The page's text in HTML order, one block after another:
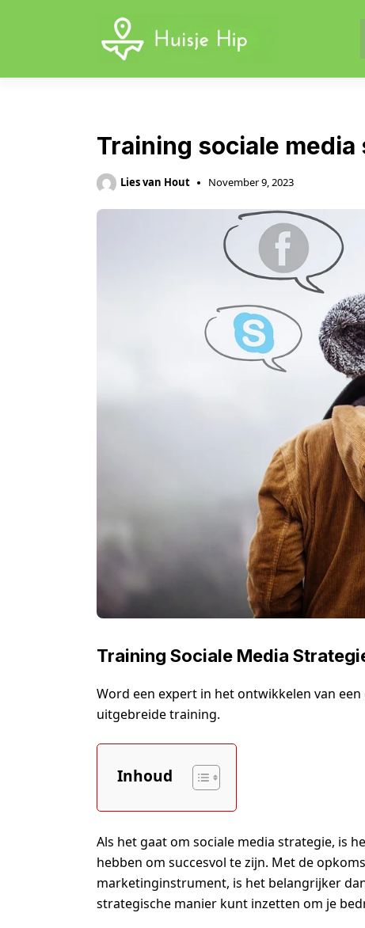
Training sociale
Lies van Hout November 9, 2023
Training Sociale Media
Word een expert in het ontwikkelen van
uitgebreide training.
Inhoud
Als het gaat om sociale media strategie, is
hebben om succesvol te zijn. Met de
marketinginstrument, is het belangrijker
strategische manier kunt inzetten om je